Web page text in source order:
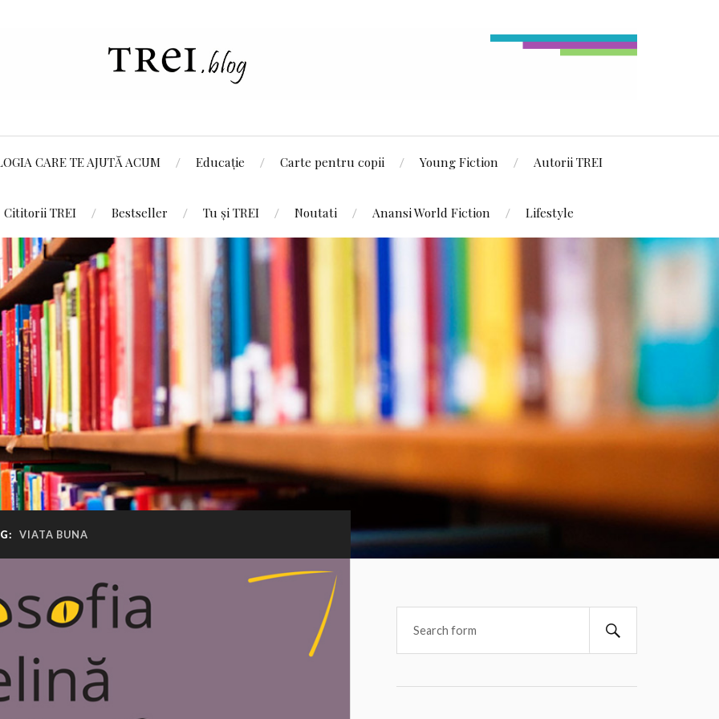
CARE TE AJUTĂ ACUM Educație Carte pentru copii Young Fiction Autorii TREI
Cititorii TREI Bestseller Tu și TREI Noutati Anansi World Fiction Lifestyle
VIATA BUNA